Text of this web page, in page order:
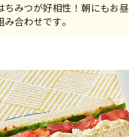
ちみつが好相性！朝にもお昼
合わせです。